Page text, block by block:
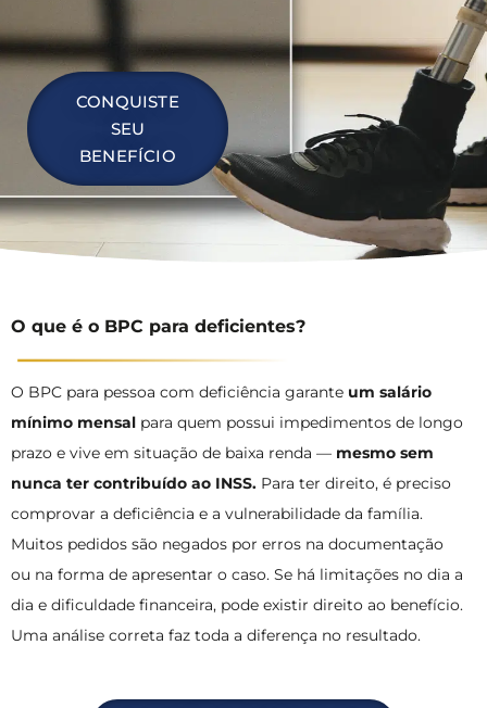
CONQUISTE
SEU
BENEFÍCIO
O que é o BPC para deficientes?
O BPC para pessoa com deficiência garante um salário
mínimo mensal para quem possui impedimentos de longo
prazo e vive em situação de baixa renda — mesmo sem
nunca ter contribuído ao INSS. Para ter direito, é preciso
comprovar a deficiência e a vulnerabilidade da família.
Muitos pedidos são negados por erros na documentação
ou na forma de apresentar o caso. Se há limitações no dia a
dia e dificuldade financeira, pode existir direito ao benefício.
Uma análise correta faz toda a diferença no resultado.